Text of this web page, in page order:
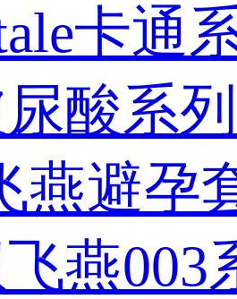
卡通
酸系列
燕避孕
燕003